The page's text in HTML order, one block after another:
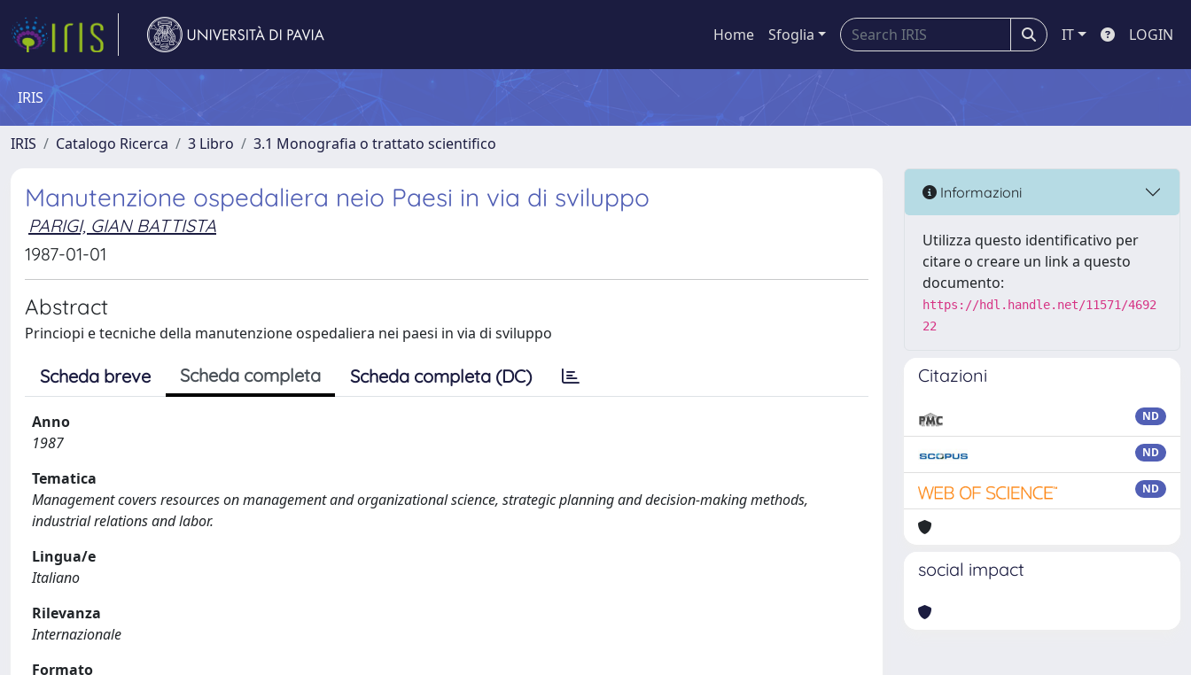
Home Sfoglia IT LOGIN
IRIS
IRIS Catalogo Ricerca 3 Libro 3.1 Monografia o trattato scientifico
Manutenzione ospedaliera neio Paesi in via di sviluppo
PARIGI, GIAN BATTISTA
1987-01-01
Abstract
Princiopi e tecniche della manutenzione ospedaliera nei paesi in via di sviluppo
Scheda breve Scheda completa Scheda completa (DC)
Anno
1987
Tematica
Management covers resources on management and organizational science, strategic planning and decision-making methods,
industrial relations and labor.
Lingua/e
Italiano
Rilevanza
Internazionale
Formato
Informazioni
Utilizza questo identificativo per
citare o creare un link a questo
documento:
https://hdl.handle.net/11571/4692
22
Citazioni
ND
ND
ND
social impact